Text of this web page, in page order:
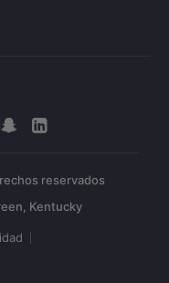
reservados